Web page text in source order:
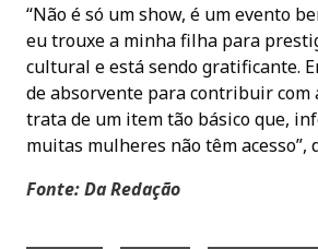
“Não é só um show, é um evento
eu trouxe a minha filha para
cultural e está sendo gratificante.
de absorvente para contribuir com
trata de um item tão básico que,
muitas mulheres não têm acesso”,
Fonte: Da Redação